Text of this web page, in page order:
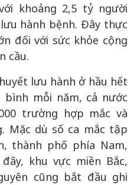
khoảng 2,5 tỷ người
hành bệnh. Đây thực
đối với sức khỏe cộng
cầu.
lưu hành ở hầu hết
bình mỗi năm, cả nước
trường hợp mắc và
Mặc dù số ca mắc tập
thành phố phía Nam,
khu vực miền Bắc,
cũng bắt đầu ghi